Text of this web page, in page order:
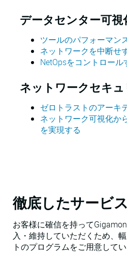
データセンター可視
ツールのパフォーマン
ネットワークを中断せ
NetOpsをコントロール
ネットワークセキュ
ゼロトラストのアーキ
ネットワーク可視化か
を実現する
徹底したサービ
お客様に確信を持って
入・維持していただくため、
トのプログラムをご用意してい